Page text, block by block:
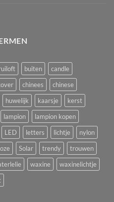
buiten
candle
chinees
chinese
huwelijk kaarsje
kerst
lampion
lampion kopen
LED letters lichtje
nylon
Solar trendy
trouwen
waxine
waxinelichtje